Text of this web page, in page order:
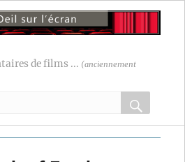
de films ... (anciennement
OK